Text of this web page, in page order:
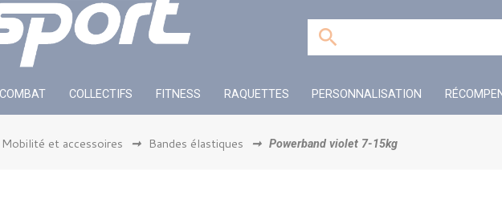
COMBAT COLLECTIFS FITNESS RAQUETTES PERSONNALISATION
Mobilité et accessoires ➞ Bandes élastiques ➞ Powerband violet 7-15kg